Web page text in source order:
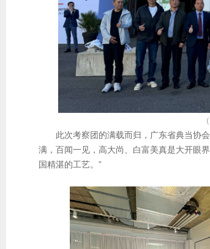
此次考察团的满载而归，广东省典当协
满，百闻一见，高大尚、白富美真是大开眼
国精湛的工艺。”